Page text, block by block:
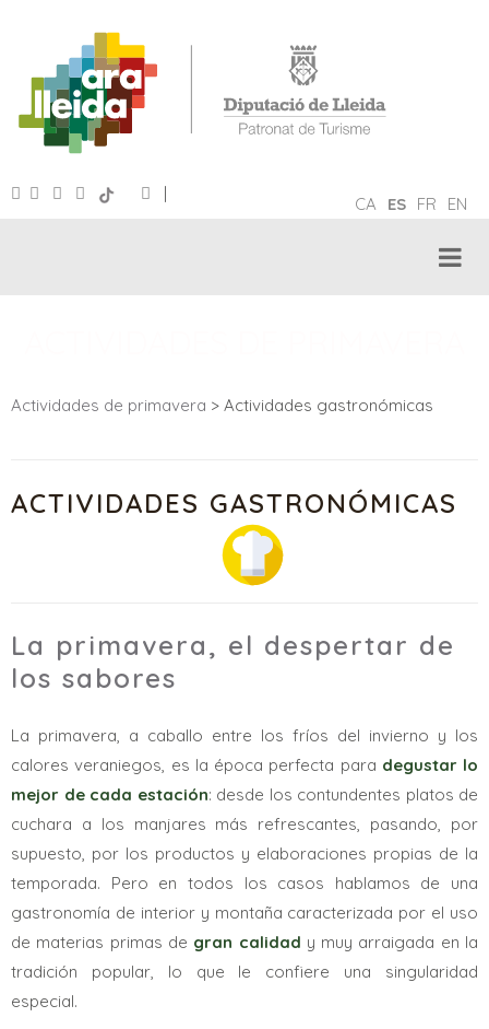
CA ES FR EN
|
Actividades de primavera > Actividades gastronómicas
ACTIVIDADES GASTRONÓMICAS
La primavera, el despertar de
los sabores
La primavera, a caballo entre los fríos del invierno y los
calores veraniegos, es la época perfecta para degustar lo
mejor de cada estación: desde los contundentes platos de
cuchara a los manjares más refrescantes, pasando, por
supuesto, por los productos y elaboraciones propias de la
temporada. Pero en todos los casos hablamos de una
gastronomía de interior y montaña caracterizada por el uso
de materias primas de gran calidad y muy arraigada en la
tradición popular, lo que le confiere una singularidad
especial.